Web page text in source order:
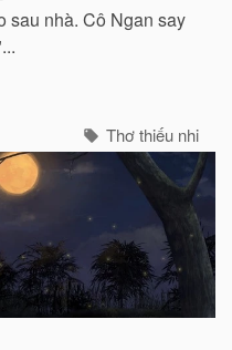
sau nhà. Cô Ngan say
Thơ thiếu nhi